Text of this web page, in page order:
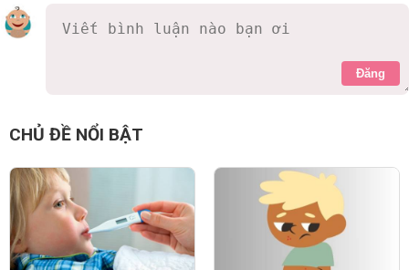
Đăng
CHỦ ĐỀ NỔI BẬT